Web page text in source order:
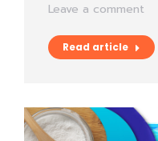
Leave a comment
Read article